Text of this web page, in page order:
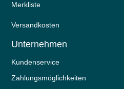
Merkliste
Versandkosten
Unternehmen
Kundenservice
Zahlungsmöglichkeiten